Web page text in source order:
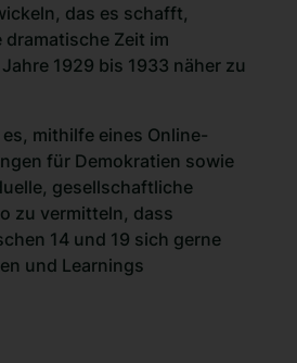
das es schafft,
Zeit im
1929 bis 1933 näher zu
mithilfe eines Online-
für Demokratien sowie
gesellschaftliche
zu vermitteln, dass
14 und 19 sich gerne
und Learnings